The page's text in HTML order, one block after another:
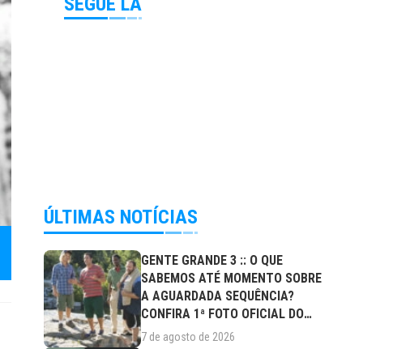
ÚLTIMAS NOTÍCIAS
GENTE GRANDE 3 :: O QUE
SABEMOS ATÉ MOMENTO SOBRE
A AGUARDADA SEQUÊNCIA?
CONFIRA 1ª FOTO OFICIAL DO
ELENCO!
7 de agosto de 2026